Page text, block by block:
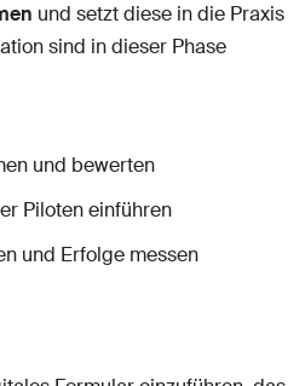
und setzt diese in die Praxis
sind in dieser Phase
und bewerten
Piloten einführen
und Erfolge messen